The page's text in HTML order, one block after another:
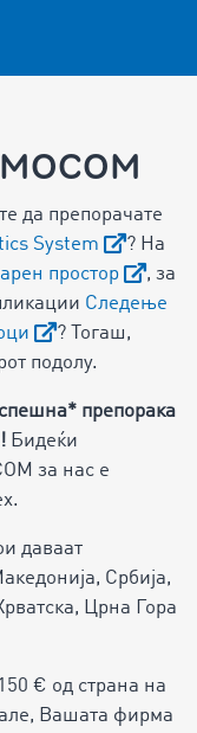
да препорачате
System
? На
простор
, за
Следење
? Тогаш,
подолу.
препорака
! Бидеќи
за нас е
даваат
Србија,
Црна Гора
€ од страна на
Вашата фирма